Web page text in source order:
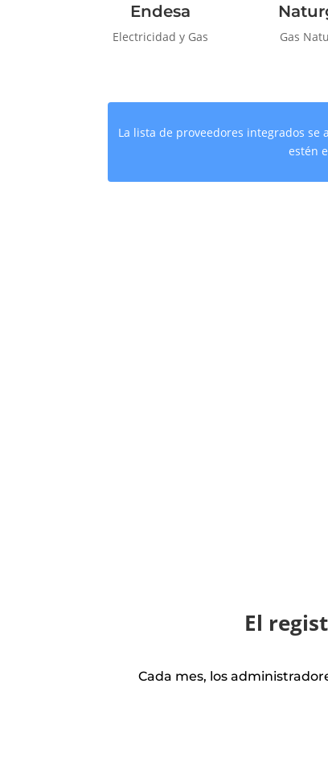
Endesa
Electricidad y Gas Gas
La lista de proveedores integrados
estén
El
Cada mes, los